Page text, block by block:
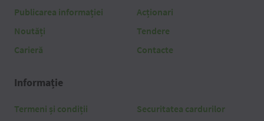
Publicarea informației
Noutăți
Carieră
Acționari
Tendere
Contacte
Informație
Termeni și condiții
Securitatea cardurilor